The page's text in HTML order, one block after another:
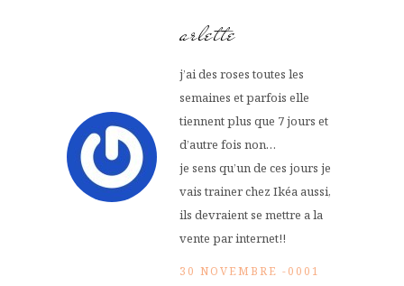
arlette
j’ai des roses toutes les
semaines et parfois elle
tiennent plus que 7 jours et
d’autre fois non…
je sens qu’un de ces jours je
vais trainer chez Ikéa aussi,
ils devraient se mettre a la
vente par internet!!
30 NOVEMBRE -0001